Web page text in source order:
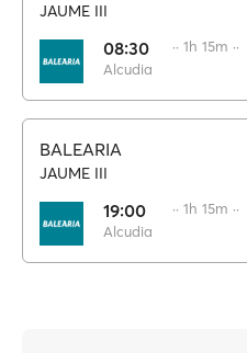
JAUME III
08:30
Alcudia
·· 1h 15m ··
BALEARIA
JAUME III
19:00
Alcudia
·· 1h 15m ··